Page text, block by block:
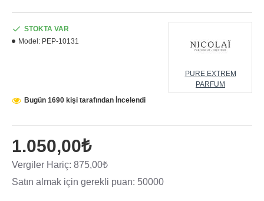
1.050,00₺
Vergiler Hariç: 875,00₺
Satın almak için gerekli puan: 50000
STOKTA VAR
Model: PEP-10131
PURE EXTREM
PARFUM
Bugün 1690 kişi tarafından İncelendi